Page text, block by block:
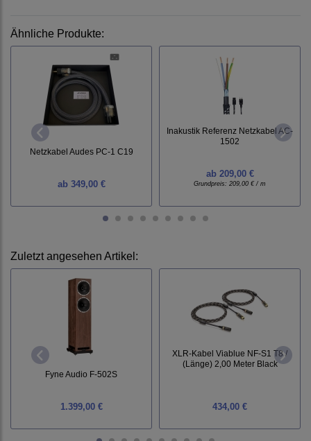
Ähnliche Produkte:
Netzkabel Audes PC-1 C19
ab349,00 €
Inakustik Referenz Netzkabel AC-
1502
ab209,00 €
Grundpreis: 209,00 € / m
Zuletzt angesehen Artikel:
Fyne Audio F-502S
1.399,00 €
XLR-Kabel Viablue NF-S1 T8 /
(Länge) 2,00 Meter Black
434,00 €